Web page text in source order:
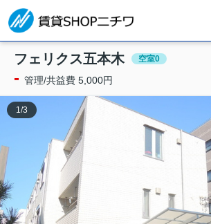
フェリクス五本木 空室0
- 管理/共益費 5,000円
1 /3